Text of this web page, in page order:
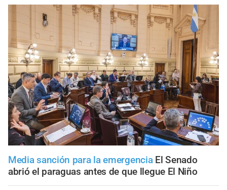
Media sanción para la emergencia El Senado
abrió el paraguas antes de que llegue El Niño